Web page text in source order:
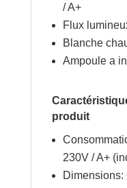
/ A+
Flux
Blanche
Ampoule a
produit
230V / A+
Dimensions: